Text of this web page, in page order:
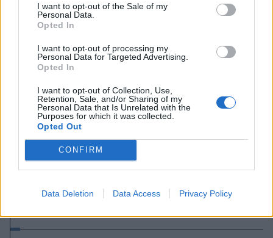
I want to opt-out of the Sale of my
Personal Data.
Opted In
I want to opt-out of processing my
Personal Data for Targeted Advertising.
Opted In
I want to opt-out of Collection, Use,
Retention, Sale, and/or Sharing of my
Personal Data that Is Unrelated with the
Purposes for which it was collected.
Opted Out
CONFIRM
Data Deletion Data Access Privacy Policy
2026. augusztus 06., csütörtök
„Az ember megpróbálja a maga
képére formálni a világ egy kis
darabját”. Beszélgetés Szabó